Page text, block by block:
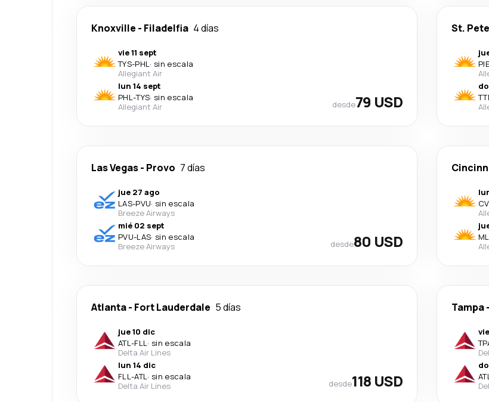
Knoxville - Filadelfia 4 días
vie 11 sept
TYS-PHL· sin escala
Allegiant Air
lun 14 sept
PHL-TYS· sin escala
Allegiant Air
desde79 USD
St.
PIE
Las Vegas- Provo 7 días
jue 27 ago
LAS-PVU· sin escala
Breeze Airways
mié 02 sept
PVU-LAS· sin escala
Breeze Airways
desde80 USD
Atlanta- Fort Lauderdale 5 días
jue 10 dic
ATL-FLL· sin escala
Delta Air Lines
lun 14 dic
FLL-ATL· sin escala
Delta Air Lines
desde118 USD
Tampa-